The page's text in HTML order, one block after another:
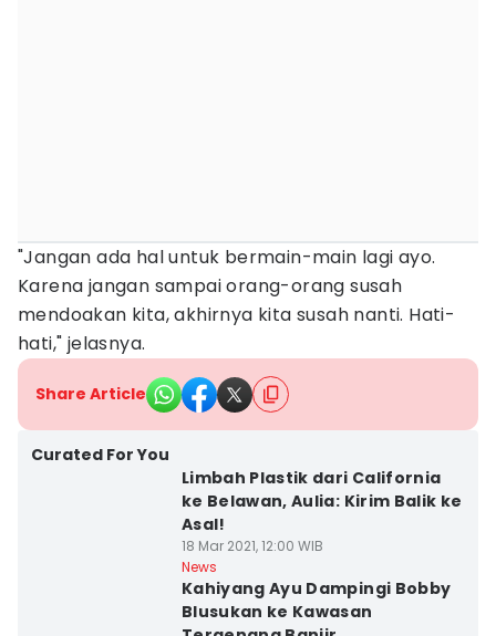
"Jangan ada hal untuk bermain-main lagi ayo.
Karena jangan sampai orang-orang susah
mendoakan kita, akhirnya kita susah nanti. Hati-
hati," jelasnya.
Share Article
Curated For You
Limbah Plastik dari California
ke Belawan, Aulia: Kirim Balik ke
Asal!
18 Mar 2021, 12:00 WIB
News
Kahiyang Ayu Dampingi Bobby
Blusukan ke Kawasan